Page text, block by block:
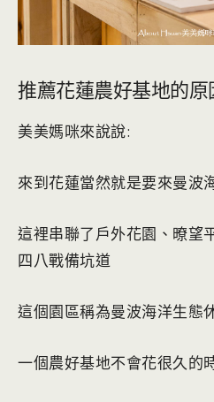
推薦花蓮農好基地的原
美美媽咪來說說:
來到花蓮當然就是要來曼波
這裡串聯了戶外花園、暸望
四八戰備坑道
這個園區稱為曼波海洋生態
一個農好基地不會花很久的